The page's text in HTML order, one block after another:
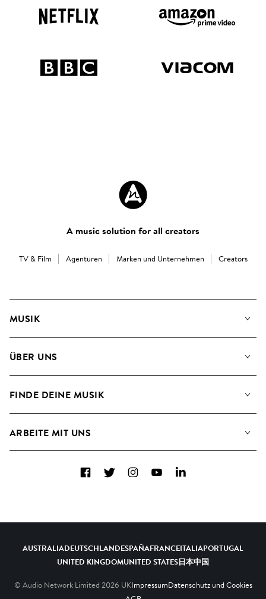
A music solution for all creators
TV & Film Agenturen Marken und Unternehmen Creators
MUSIK
Suche
ÜBER UNS
Blog
FINDE DEINE MUSIK
Kontakt
ARBEITE MIT UNS
A&R - Demo-Einsendungen
FacebookTwitterInstagramYouTubeLinkedIn
AUSTRALIADEUTSCHLANDESPAÑAFRANCEITALIAPORTUGAL
UNITED KINGDOMUNITED STATES日本中国
© Audio Network Limited 2026 UKImpressumDatenschutz und Cookies